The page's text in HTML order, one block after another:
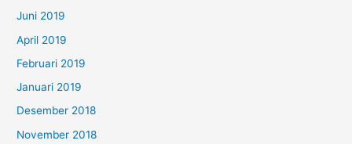
Juni 2019
April 2019
Februari 2019
Januari 2019
Desember 2018
November 2018